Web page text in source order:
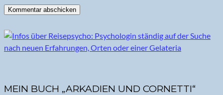
MEIN BUCH „ARKADIEN UND CORNETTI“